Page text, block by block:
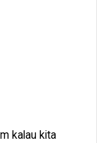
kalau kita